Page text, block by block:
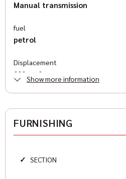
Manual transmission
fuel
petrol
Displacement
999 cm³
Chopperandcruiser
Show more information
FURNISHING
✓ SECTION